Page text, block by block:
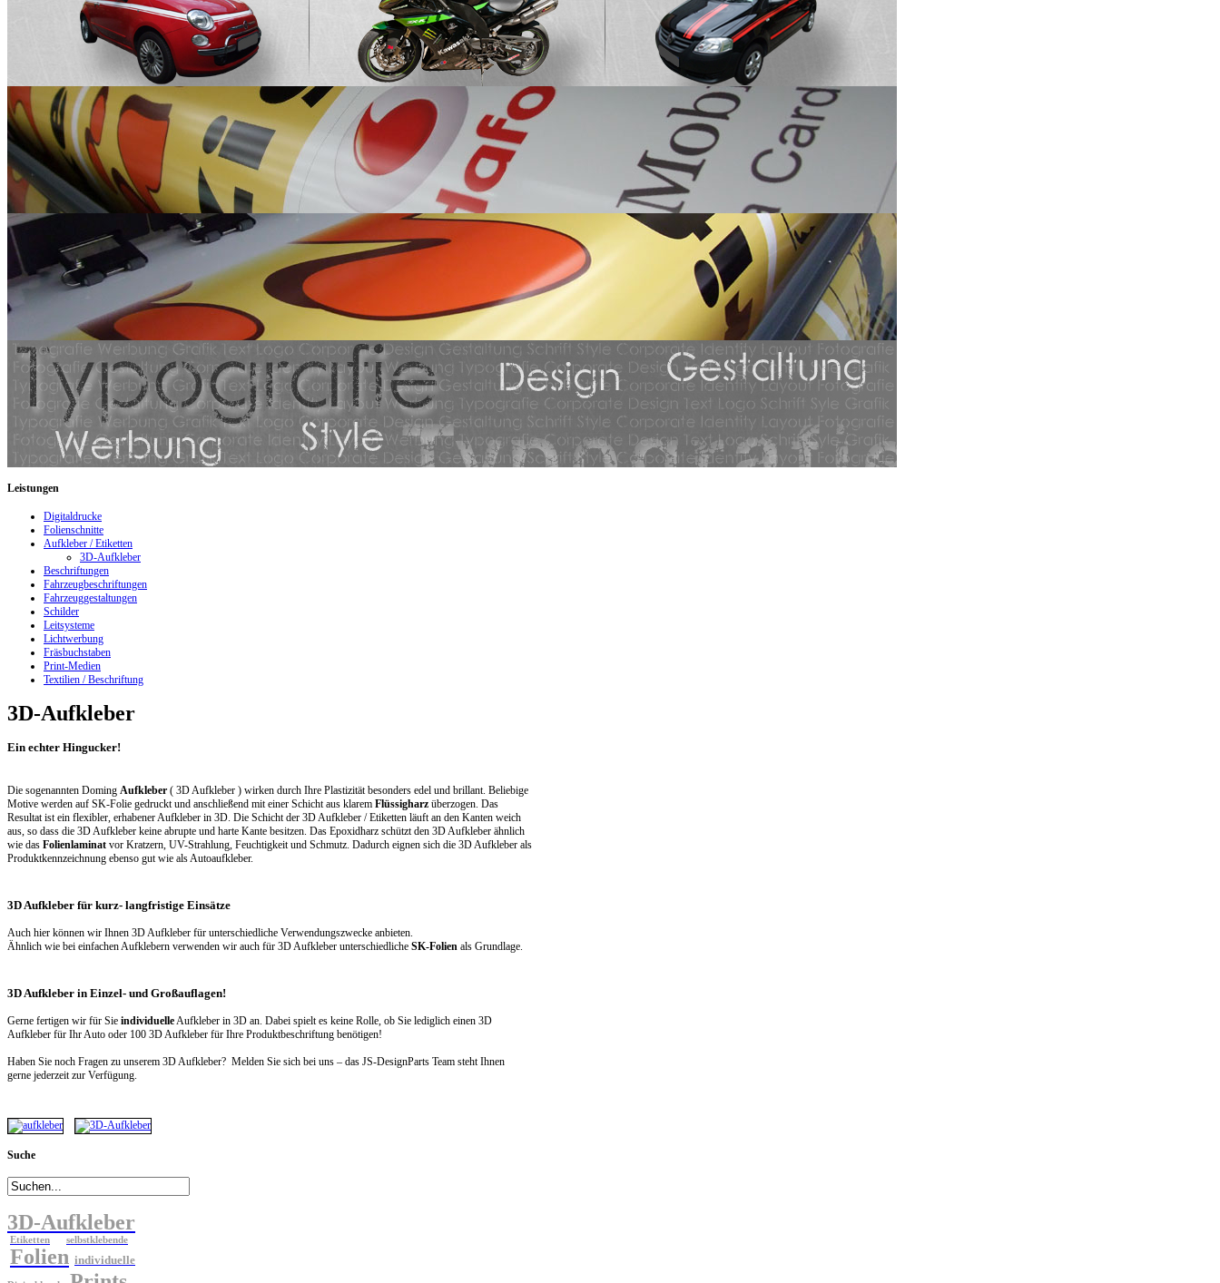
Leistungen
Digitaldrucke
Folienschnitte
Aufkleber / Etiketten
3D-Aufkleber
Beschriftungen
Fahrzeugbeschriftungen
Fahrzeuggestaltungen
Schilder
Leitsysteme
Lichtwerbung
Fräsbuchstaben
Print-Medien
Textilien / Beschriftung
3D-Aufkleber
Ein echter Hingucker!
Die sogenannten Doming Aufkleber ( 3D Aufkleber ) wirken durch Ihre Plastizität besonders edel und brillant. Beliebige
Motive werden auf SK-Folie gedruckt und anschließend mit einer Schicht aus klarem Flüssigharz überzogen. Das
Resultat ist ein flexibler, erhabener Aufkleber in 3D. Die Schicht der 3D Aufkleber / Etiketten läuft an den Kanten weich
aus, so dass die 3D Aufkleber keine abrupte und harte Kante besitzen. Das Epoxidharz schützt den 3D Aufkleber ähnlich
wie das Folienlaminat vor Kratzern, UV-Strahlung, Feuchtigkeit und Schmutz. Dadurch eignen sich die 3D Aufkleber als
Produktkennzeichnung ebenso gut wie als Autoaufkleber.
3D Aufkleber für kurz- langfristige Einsätze
Auch hier können wir Ihnen 3D Aufkleber für unterschiedliche Verwendungszwecke anbieten.
Ähnlich wie bei einfachen Aufklebern verwenden wir auch für 3D Aufkleber unterschiedliche SK-Folien als Grundlage.
3D Aufkleber in Einzel- und Großauflagen!
Gerne fertigen wir für Sie individuelleAufkleber in 3D an. Dabei spielt es keine Rolle, ob Sie lediglich einen 3D
Aufkleber für Ihr Auto oder 100 3D Aufkleber für Ihre Produktbeschriftung benötigen!
Haben Sie noch Fragen zu unserem 3D Aufkleber? Melden Sie sich bei uns – das JS-DesignParts Team steht Ihnen
gerne jederzeit zur Verfügung.
Suche
3D-Aufkleber
Etiketten selbstklebende
Folien individuelle